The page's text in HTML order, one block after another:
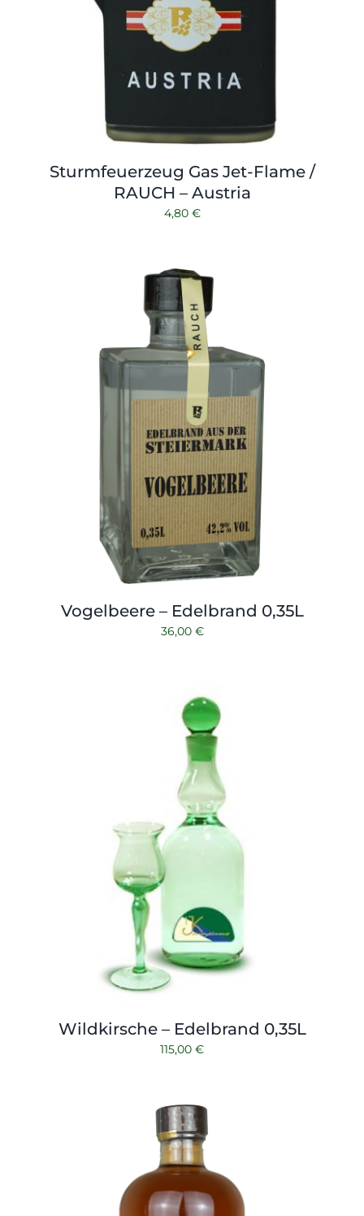
Sturmfeuerzeug Gas Jet-Flame /
RAUCH – Austria
4,80 €
Vogelbeere – Edelbrand 0,35L
36,00 €
Wildkirsche – Edelbrand 0,35L
115,00 €